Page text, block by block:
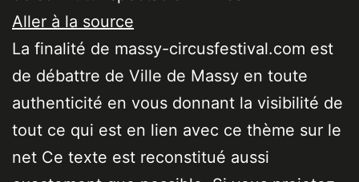
Aller à la source
La finalité de massy-circusfestival.com est
de débattre de Ville de Massy en toute
authenticité en vous donnant la visibilité de
tout ce qui est en lien avec ce thème sur le
net Ce texte est reconstitué aussi